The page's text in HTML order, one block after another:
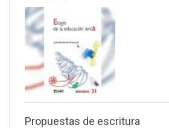
Propuestas de escritura